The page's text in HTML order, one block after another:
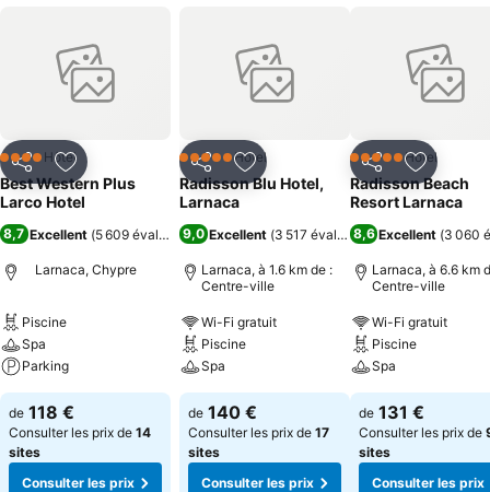
PartagerAjouter à mes favoris
4 ÉtoilesHôtel
Best Western Plus
Larco Hotel
8,7 Excellent (5 609 évaluations)
Larnaca, Chypre
Piscine
Spa
Parking
de 118 €
Consulter les prix de 14
sites
Consulter les prix
PartagerAjouter à mes favoris
5 Étoiles Hôtel
Radisson Blu Hotel,
Larnaca
9,0 Excellent (3 517 évaluations)
Larnaca, à 1.6 km de :
Centre-ville
Wi-Fi gratuit
Piscine
Spa
de 140 €
Consulter les prix de 17
sites
Consulter les prix
PartagerAjouter
5 Étoiles Hôtel
Radisson Beach
Resort Larnaca
8,6 Excellent (3 060
Larnaca, à 6.6 km
Centre-ville
Wi-Fi gratuit
Piscine
Spa
de 131 €
Consulter les prix de
sites
Consulter les prix